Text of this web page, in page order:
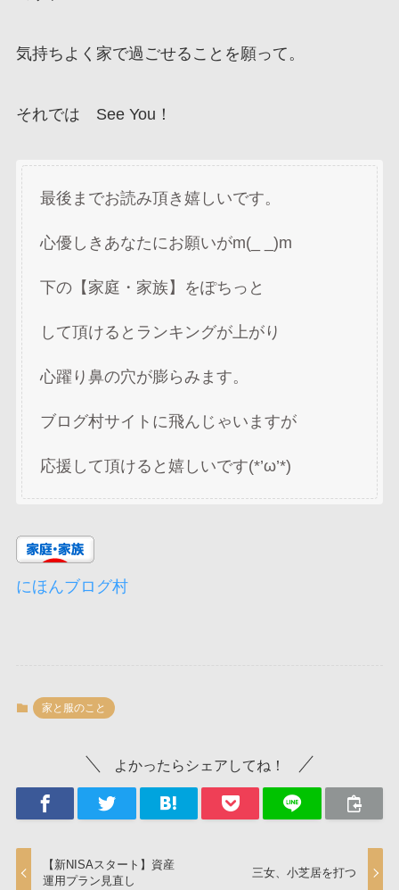
気持ちよく家で過ごせることを願って。
それでは See You！
最後までお読み頂き嬉しいです。
心優しきあなたにお願いがm(_ _)m
下の【家庭・家族】をぽちっと
して頂けるとランキングが上がり
心躍り鼻の穴が膨らみます。
ブログ村サイトに飛んじゃいますが
応援して頂けると嬉しいです(*’ω’*)
にほんブログ村
家と服のこと
よかったらシェアしてね！
【新NISAスタート】資産
運用プラン見直し
三女、小芝居を打つ